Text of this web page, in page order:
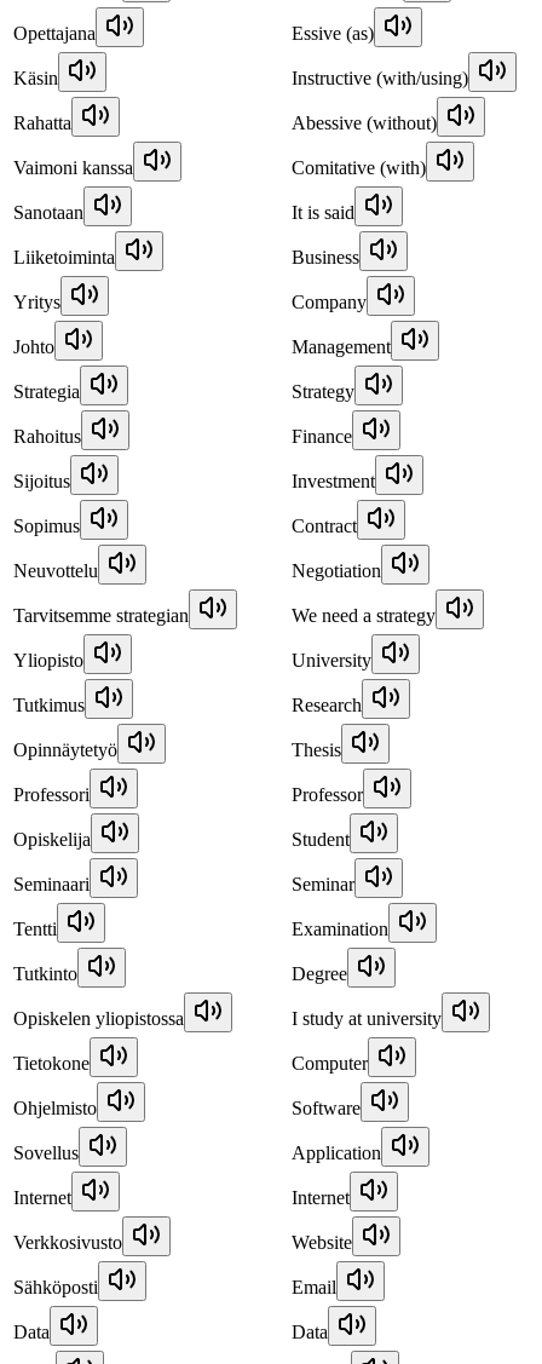
Opettajana Essive (as)
Käsin Instructive (with/using)
Rahatta Abessive (without)
Vaimoni kanssa Comitative (with)
Sanotaan It is said
Liiketoiminta Business
Yritys Company
Johto Management
Strategia Strategy
Rahoitus Finance
Sijoitus Investment
Sopimus Contract
Neuvottelu Negotiation
Tarvitsemme strategian We need a strategy
Yliopisto University
Tutkimus Research
Opinnäytetyö Thesis
Professori Professor
Opiskelija Student
Seminaari Seminar
Tentti Examination
Tutkinto Degree
Opiskelen yliopistossa I study at university
Tietokone Computer
Ohjelmisto Software
Sovellus Application
Internet Internet
Verkkosivusto Website
Sähköposti Email
Data Data